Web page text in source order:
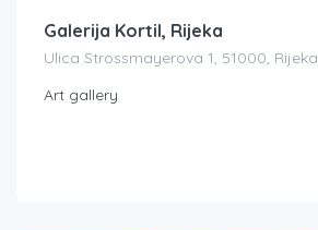
Galerija Kortil, Rijeka
Ulica Strossmayerova 1, 51000,
Art gallery